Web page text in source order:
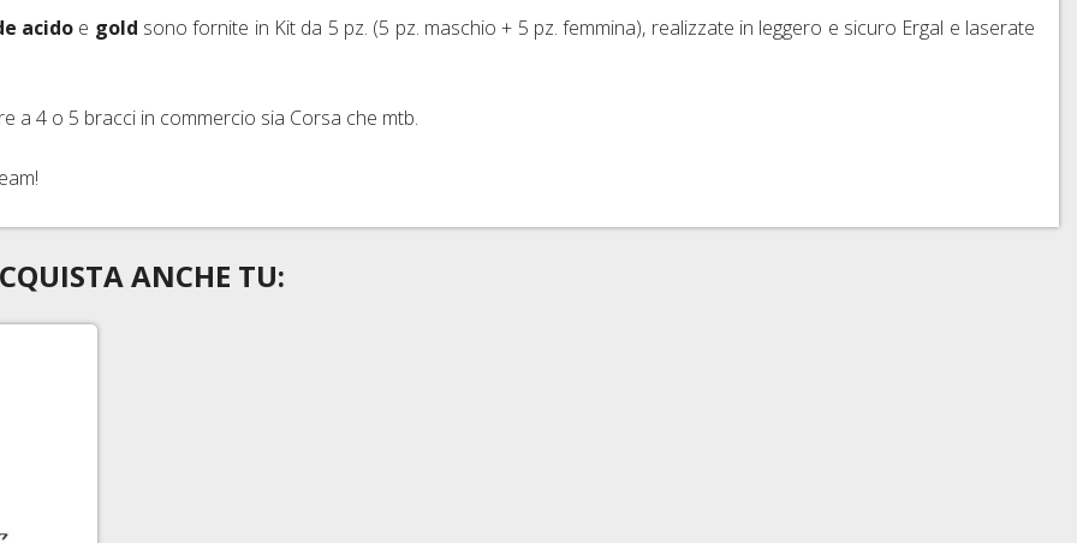
acido e gold sono fornite in Kit da 5 pz. (5 pz. maschio + 5 pz. femmina), realizzate in leggero e sicuro Ergal e laserate
a 4 o 5 bracci in commercio sia Corsa che mtb.
ANCHE TU: